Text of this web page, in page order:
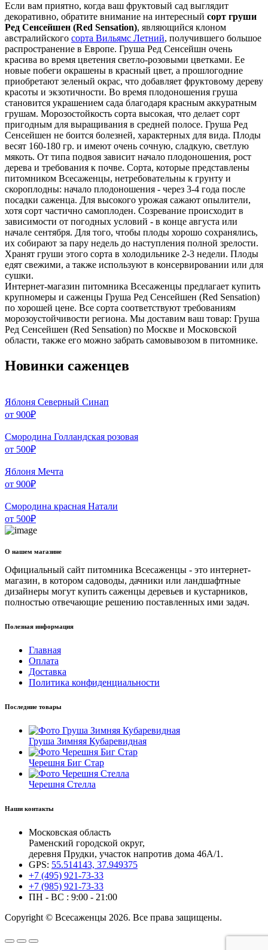
Если вам приятно, когда ваш фруктовый сад выглядит
декоративно, обратите внимание на интересный сорт груши
Ред Сенсейшен (Red Sensation), являющийся клоном
австралийского сорта Вильямс Летний, получившего большое
распространение в Европе. Груша Ред Сенсейшн очень
красива во время цветения светло-розовыми цветками. Ее
новые побеги окрашены в красный цвет, а прошлогодние
приобретают зеленый окрас, что добавляет фруктовому дереву
красоты и экзотичности. Во время плодоношения груша
становится украшением сада благодаря красным аккуратным
грушам. Морозостойкость сорта высокая, что делает сорт
пригодным для выращивания в средней полосе. Груша Ред
Сенсейшен не боится болезней, характерных для вида. Плоды
весят 160-180 гр. и имеют очень сочную, сладкую, светлую
мякоть. От типа подвоя зависит начало плодоношения, рост
дерева и требования к почве. Сорта, которые представлены
питомником Всесаженцы, нетребовательны к грунту и
скороплодны: начало плодоношения - через 3-4 года после
посадки саженца. Для высокого урожая сажают опылители,
хотя сорт частично самоплоден. Созревание происходит в
зависимости от погодных условий - в конце августа или
начале сентября. Для того, чтобы плоды хорошо сохранялись,
их собирают за пару недель до наступления полной зрелости.
Хранят груши этого сорта в холодильнике 2-3 недели. Плоды
едят свежими, а также используют в консервировании или для
сушки.
Интернет-магазин питомника Всесаженцы предлагает купить
крупномеры и саженцы Груша Ред Сенсейшен (Red Sensation)
по хорошей цене. Все сорта соответствуют требованиям
морозоустойчивости региона. Мы доставим ваш товар: Груша
Ред Сенсейшен (Red Sensation) по Москве и Московской
области, также его можно забрать самовывозом в питомнике.
Новинки саженцев
Яблоня Северный Синап
от 900₽
Смородина Голландская розовая
от 500₽
Яблоня Мечта
от 900₽
Смородина красная Натали
от 500₽
О нашем магазине
Официальный сайт питомника Всесаженцы - это интернет-
магазин, в котором садоводы, дачники или ландшафтные
дизайнеры могут купить саженцы деревьев и кустарников,
полностью отвечающие решению поставленных ими задач.
Полезная информация
Главная
Оплата
Доставка
Политика конфиденциальности
Последние товары
Груша Зимняя Кубаревидная
Черешня Биг Стар
Черешня Стелла
Наши контакты
Московская область
Раменский городской округ,
деревня Прудки, участок напротив дома 46А/1.
GPS: 55.514143, 37.949375
+7 (495) 921-73-33
+7 (985) 921-73-33
ПН - ВС : 9:00 - 21:00
Copyright © Всесаженцы 2026. Все права защищены.